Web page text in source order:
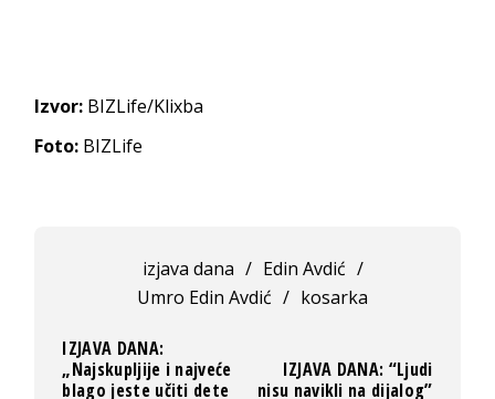
Izvor: BIZLife/Klixba
Foto: BIZLife
izjava dana / Edin Avdić /
Umro Edin Avdić / kosarka
IZJAVA DANA:
„Najskupljije i najveće
blago jeste učiti dete
IZJAVA DANA: “Ljudi
nisu navikli na dijalog”